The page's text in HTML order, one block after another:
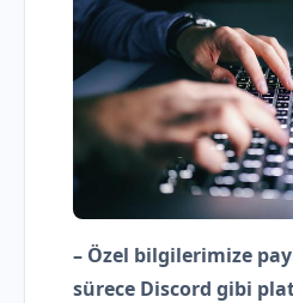
– Özel bilgilerimize
sürece Discord gibi